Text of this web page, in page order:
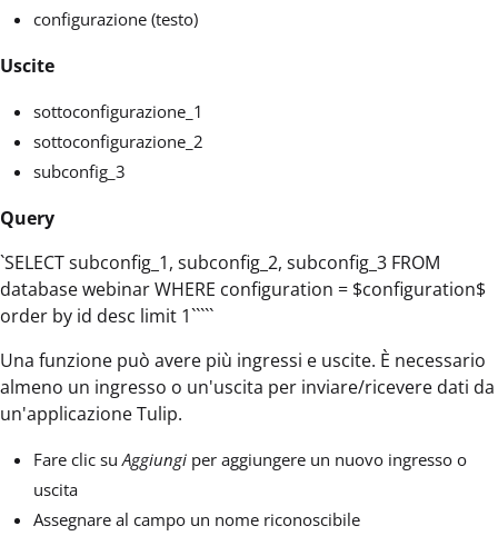
configurazione (testo)
Uscite
sottoconfigurazione_1
sottoconfigurazione_2
subconfig_3
Query
`SELECT subconfig_1, subconfig_2, subconfig_3 FROM
database webinar WHERE configuration = $configuration$
order by id desc limit 1`````
Una funzione può avere più ingressi e uscite. È necessario
almeno un ingresso o un'uscita per inviare/ricevere dati da
un'applicazione Tulip.
Fare clic su Aggiungi per aggiungere un nuovo ingresso o
uscita
Assegnare al campo un nome riconoscibile